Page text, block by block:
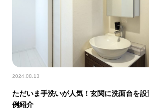
2024.08.13
ただいま手洗いが人気！玄関に洗面台を
例紹介